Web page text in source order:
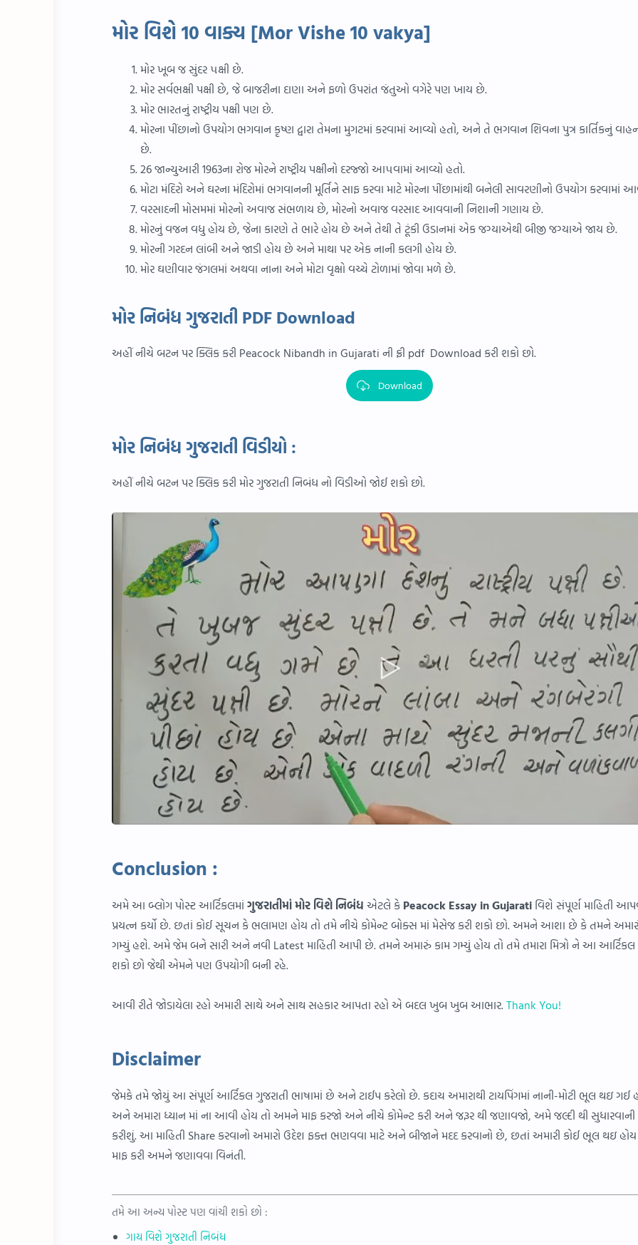
મોર વિશે 10 વાક્ય [Mor Vishe 10 vakya]
મોર ખૂબ જ સુંદર ૫ક્ષી છે.
મોર સર્વભક્ષી પક્ષી છે, જે બાજરીના દાણા અને ફળો ઉપરાંત જંતુઓ વગેરે પણ ખાય છે.
મોર ભારતનું રાષ્ટ્રીય પક્ષી પણ છે.
મોરના પીંછાનો ઉપયોગ ભગવાન કૃષ્ણ દ્વારા તેમના મુગટમાં કરવામાં આવ્યો હતો, અને તે ભગવાન શિવના પુત્ર કાર્તિકનું
છે.
26 જાન્યુઆરી 1963ના રોજ મોરને રાષ્ટ્રીય પક્ષીનો દરજ્જો આ૫વામાં આવ્યો હતો.
મોટા મંદિરો અને ઘરના મંદિરોમાં ભગવાનની મૂર્તિને સાફ કરવા માટે મોરના પીંછામાંથી બનેલી સાવરણીનો ઉપયોગ કરવામાં
વરસાદની મોસમમાં મોરનો અવાજ સંભળાય છે, મોરનો અવાજ વરસાદ આવવાની નિશાની ગણાય છે.
મોરનું વજન વધુ હોય છે, જેના કારણે તે ભારે હોય છે અને તેથી તે ટૂંકી ઉડાનમાં એક જગ્યાએથી બીજી જગ્યાએ જાય છે.
મોરની ગરદન લાંબી અને જાડી હોય છે અને માથા પર એક નાની કલગી હોય છે.
મોર ઘણીવાર જંગલમાં અથવા નાના અને મોટા વૃક્ષો વચ્ચે ટોળામાં જોવા મળે છે.
મોર નિબંધ ગુજરાતી PDF Download
અહીં નીચે બટન પર ક્લિક કરી Peacock Nibandh in Gujarati ની ફ્રી pdf Download કરી શકો છો.
Download
મોર નિબંધ ગુજરાતી વિડીયો :
અહીં નીચે બટન પર ક્લિક કરી મોર ગુજરાતી નિબંધ નો વિડીઓ જોઈ શકો છો.
Conclusion :
અમે આ બ્લોગ પોસ્ટ આર્ટિકલમાં ગુજરાતીમાંમોર વિશે નિબંધ એટલે કે Peacock Essay in Gujarati વિશે સંપૂર્ણ માહિતી
પ્રયત્ન કર્યો છે. છતાં કોઈ સૂચન કે ભલામણ હોય તો તમે નીચે કોમેન્ટ બોક્સ માં મેસેજ કરી શકો છો. અમને આશા છે કે તમને
ગમ્યું હશે. અમે જેમ બને સારી અને નવી Latest માહિતી આપી છે. તમને અમારું કામ ગમ્યું હોય તો તમે તમારા મિત્રો ને આ આર્ટિકલ
શકો છો જેથી એમને પણ ઉપયોગી બની રહે.
આવી રીતે જોડાયેલા રહો અમારી સાથે અને સાથ સહકાર આપતા રહો એ બદલ ખુબ ખુબ આભાર.Thank You!
Disclaimer
જેમકે તમે જોયું આ સંપૂર્ણ આર્ટિકલ ગુજરાતી ભાષામાં છે અને ટાઈપ કરેલો છે. કદાચ અમારાથી ટાયપિંગમાં નાની-મોટી ભૂલ થઇ ગઈ
અને અમારા ધ્યાન માં ના આવી હોય તો અમને માફ કરજો અને નીચે કોમેન્ટ કરી અને જરૂર થી જણાવજો, અમે જલ્દી થી સુધારવાની
કરીશું. આ માહિતી Share કરવાનો અમારો ઉદેશ ફક્ત ભણવવા માટે અને બીજાને મદદ કરવાનો છે, છતાં અમારી કોઈ ભૂલ થઇ હોય
માફ કરી અમને જણાવવા વિનંતી.
તમે આ અન્ય પોસ્ટ પણ વાંચી શકો છો :
ગાય વિશે ગુજરાતી નિબંધ